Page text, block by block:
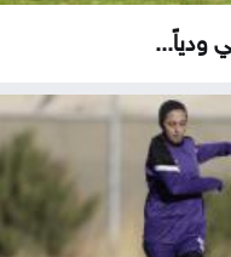
ودياً...